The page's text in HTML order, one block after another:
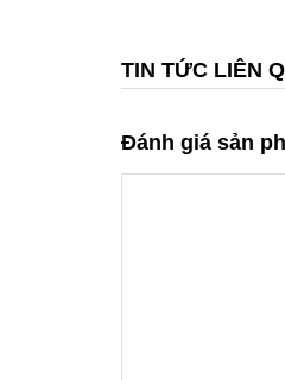
TIN TỨC LIÊN
Đánh giá sản